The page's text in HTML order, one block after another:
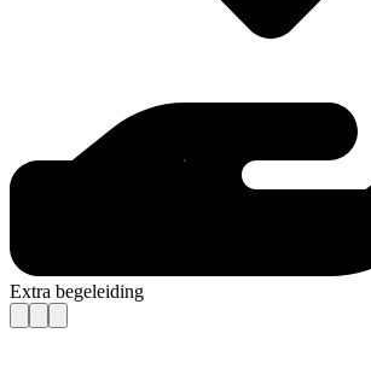
Extra begeleiding